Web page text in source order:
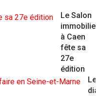
Le Salon
immobilier
à Caen
fête sa
27e
édition